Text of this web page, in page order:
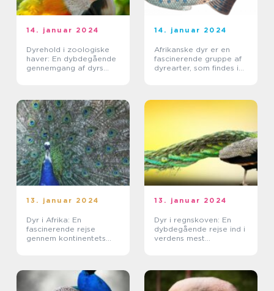
14. januar 2024
Dyrehold i zoologiske
haver: En dybdegående
gennemgang af dyrs
14. januar 2024
Afrikanske dyr er en
fascinerende gruppe af
dyrearter, som findes i
13. januar 2024
Dyr i Afrika: En
fascinerende rejse
gennem kontinentets
13. januar 2024
Dyr i regnskoven: En
dybdegående rejse ind i
verdens mest